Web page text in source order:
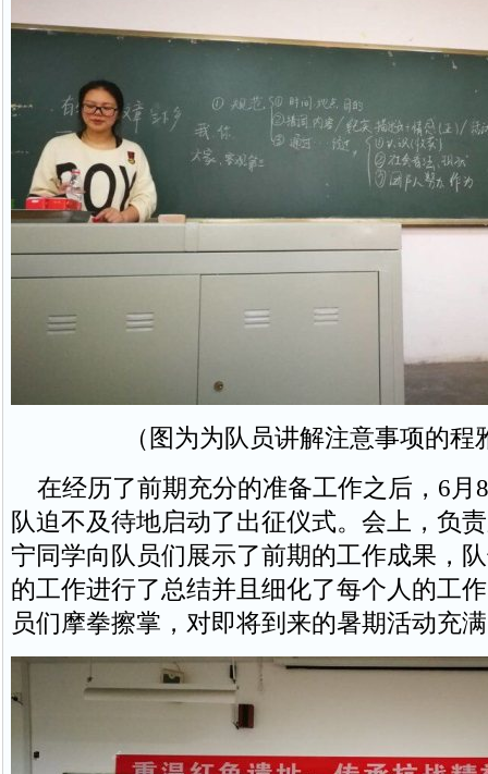
（图为为队员讲解注意事项的程
在经历了前期充分的准备工作之后，6月
队迫不及待地启动了出征仪式。会上，负
宁同学向队员们展示了前期的工作成果，
的工作进行了总结并且细化了每个人的工
员们摩拳擦掌，对即将到来的暑期活动充